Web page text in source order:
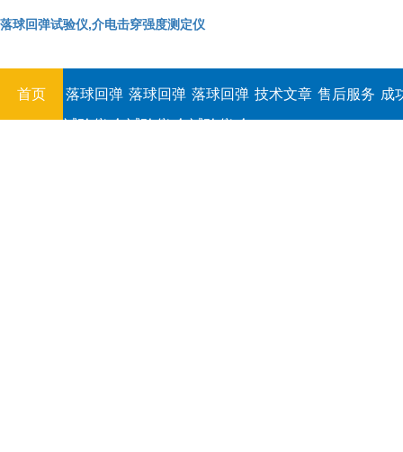
落球回弹试验仪,介电击穿强度测定仪
首页
落球回弹
试验仪,介
落球回弹
试验仪,介
落球回弹
试验仪,介
技术文章 售后服务 成